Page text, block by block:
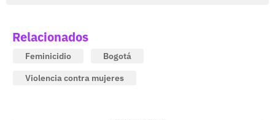
Relacionados
Feminicidio
Bogotá
Violencia contra mujeres